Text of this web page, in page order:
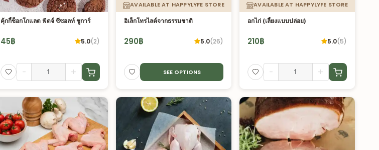
คุ้กกี้ช็อกโกแลต ฟัดจ์ ซีซอลท์ ชูการ์
45฿ 5.0(2)
- +
AVAILABLE AT HAPPYLYFE STORE
อิเล็กโทรไลต์จากธรรมชาติ
290฿ 5.0(26)
SEE OPTIONS
AVAILABLE AT HAPPYLYFE STORE
อกไก่ (เลี้ยงแบบปล่อย)
210฿ 5.0(5)
- +